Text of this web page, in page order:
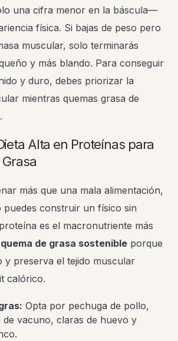
una cifra menor en la báscula—
física. Si bajas de peso pero
muscular, solo terminarás
y más blando. Para conseguir
y duro, debes priorizar la
mientras quemas grasa de
Alta en Proteínas para
más que una mala alimentación,
puedes construir un físico sin
es el macronutriente más
quema de grasa sostenible porque
y preserva el tejido muscular
calórico.
Opta por pechuga de pollo,
de vacuno, claras de huevo y